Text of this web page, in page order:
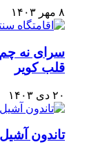
۸ مهر ۱۴۰۳
سرای نه
قلب کویر
۲۰ دی ۱۴۰۳
تاندون